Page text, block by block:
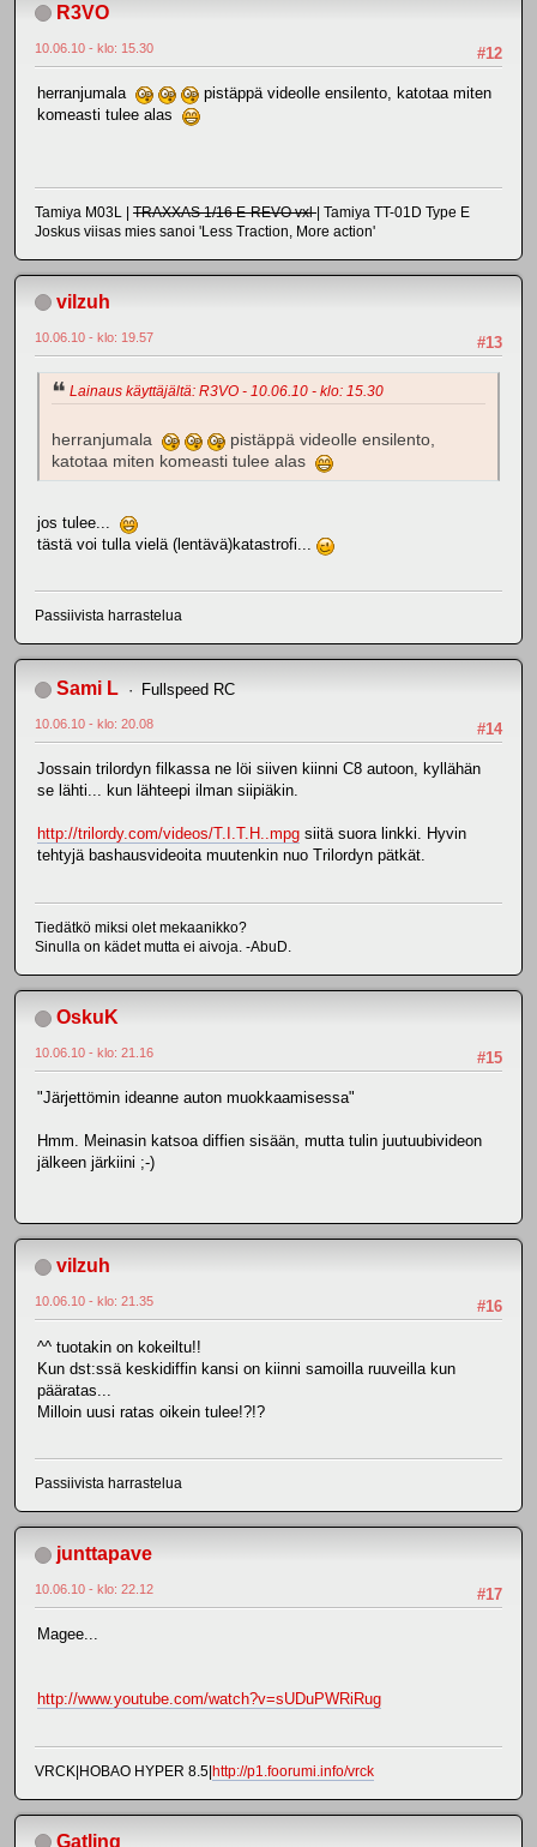
R3VO
#12
10.06.10 - klo: 15.30
herranjumala
pistäppä videolle ensilento, katotaa miten
komeasti tulee alas
Tamiya M03L | TRAXXAS 1/16 E-REVO vxl| Tamiya TT-01D Type E
Joskus viisas mies sanoi 'Less Traction, More action'
vilzuh
#13
10.06.10 - klo: 19.57
Lainaus käyttäjältä: R3VO - 10.06.10 - klo: 15.30
herranjumala
pistäppä videolle ensilento,
katotaa miten komeasti tulee alas
jos tulee...
tästä voi tulla vielä (lentävä)katastrofi...
Passiivista harrastelua
Sami L Fullspeed RC
#14
10.06.10 - klo: 20.08
Jossain trilordyn filkassa ne löi siiven kiinni C8 autoon, kyllähän
se lähti... kun lähteepi ilman siipiäkin.
http://trilordy.com/videos/T.I.T.H..mpg siitä suora linkki. Hyvin
tehtyjä bashausvideoita muutenkin nuo Trilordyn pätkät.
Tiedätkö miksi olet mekaanikko?
Sinulla on kädet mutta ei aivoja. -AbuD.
OskuK
#15
10.06.10 - klo: 21.16
"Järjettömin ideanne auton muokkaamisessa"
Hmm. Meinasin katsoa diffien sisään, mutta tulin juutuubivideon
jälkeen järkiini ;-)
vilzuh
#16
10.06.10 - klo: 21.35
^^ tuotakin on kokeiltu!!
Kun dst:ssä keskidiffin kansi on kiinni samoilla ruuveilla kun
pääratas...
Milloin uusi ratas oikein tulee!?!?
Passiivista harrastelua
junttapave
#17
10.06.10 - klo: 22.12
Magee...
http://www.youtube.com/watch?v=sUDuPWRiRug
VRCK|HOBAO HYPER 8.5|http://p1.foorumi.info/vrck
Gatling